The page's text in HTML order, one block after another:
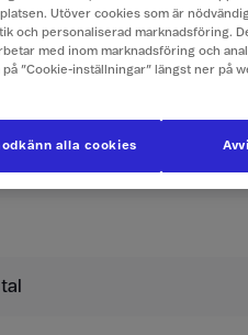
i Egypten
moms.
Utöver cookies som är
och personaliserad marknadsföring.
med inom marknadsföring och
på ”Cookie-inställningar” längst ner på
alla cookies